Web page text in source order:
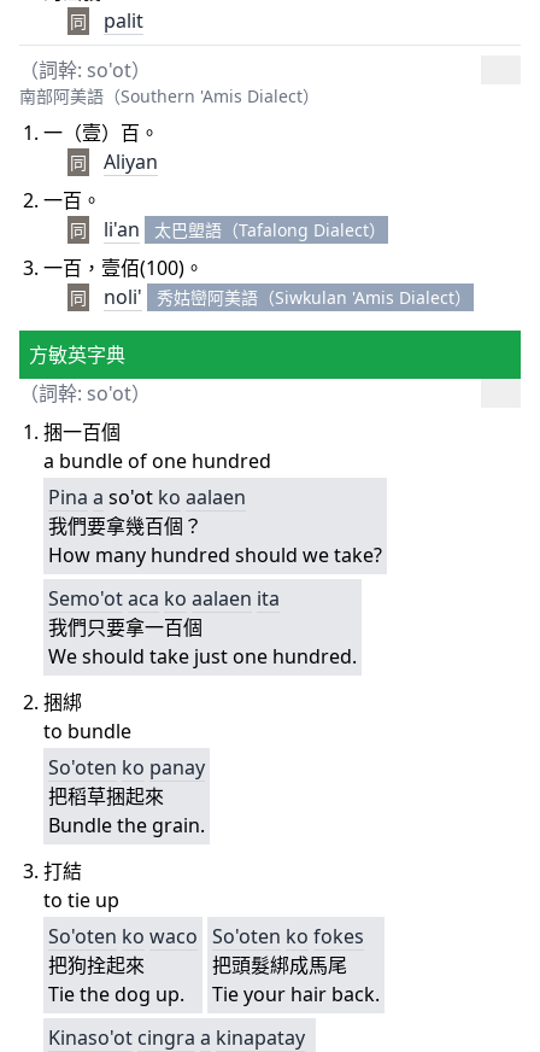
同
palit
（詞幹: so'ot）
南部阿美語（Southern 'Amis Dialect）
一（壹）百。
同
Aliyan
一百。
同 li'an 太巴塱語（Tafalong Dialect）
一百，壹佰(100)。
同 noli' 秀姑巒阿美語（Siwkulan 'Amis Dialect）
方敏英字典
（詞幹: so'ot）
捆一百個
a bundle of one hundred
Pina a so'ot ko aalaen
我們要拿幾百個？
How many hundred should we take?
Semo'otaca ko aalaen ita
我們只要拿一百個
We should take just one hundred.
捆綁
to bundle
So'oten ko panay
把稻草捆起來
Bundle the grain.
打結
to tie up
So'oten ko waco
把狗拴起來
Tie the dog up.
So'oten ko fokes
把頭髮綁成馬尾
Tie your hair back.
Kinaso'ot cingra a kinapatay